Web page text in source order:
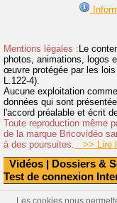
Vidéos | Dossiers &
Test de connexion
Mentions légales : Le
photos, animations, logos
œuvre protégée par les
L.122-4).
Aucune exploitation
données qui sont
l'accord préalable et écrit
Toute reproduction même
de la marque Bricovidéo
à des poursuites. >> Lire
Les cookies nous